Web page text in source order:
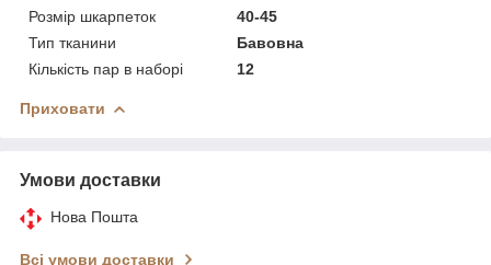
Розмір шкарпеток
40-45
Тип тканини
Бавовна
Кількість пар в наборі
12
Приховати
Умови доставки
Нова Пошта
Всі умови доставки